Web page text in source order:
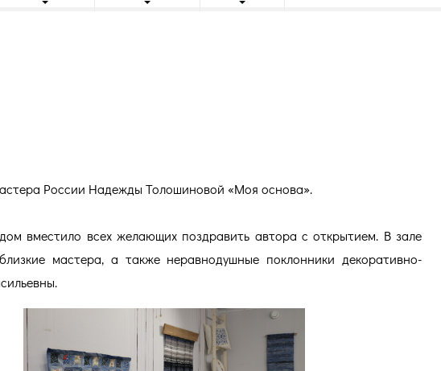
России Надежды Толошиновой «Моя основа».
вместило всех желающих поздравить автора с открытием. В зале
мастера, а также неравнодушные поклонники декоративно-